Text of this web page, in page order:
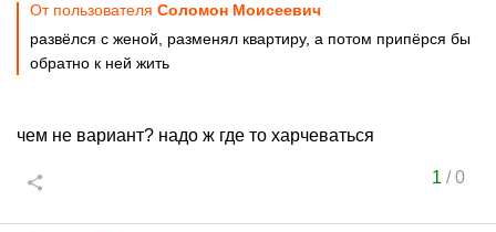
От пользователя Соломон Моисеевич
развёлся с женой, разменял квартиру, а потом припёрся бы
обратно к ней жить
чем не вариант? надо ж где то харчеваться
1 /0